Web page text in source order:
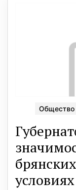
Общество